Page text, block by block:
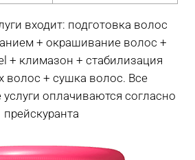
входит: подготовка волос
+ окрашивание волос +
+ климазон + стабилизация
волос + сушка волос. Все
оплачиваются согласно
прейскуранта